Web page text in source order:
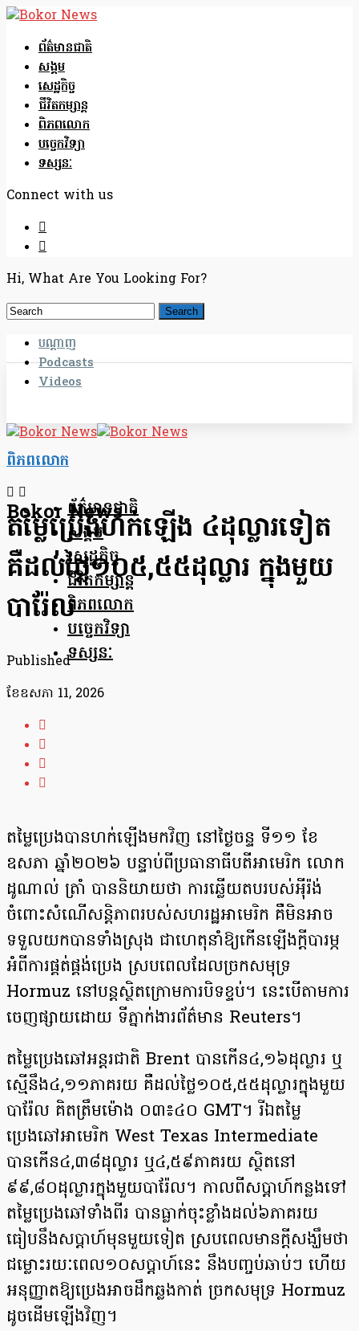
ព័ត៌មានជាតិ
សង្គម
សេដ្ឋកិច្ច
ជីវិតកម្សាន្ត
ពិភពលោក
បច្ចេកវិទ្យា
ទស្សនៈ
Connect with us
Hi, What Are You Looking For?
បណ្តាញ
Podcasts
Videos
Bokor News
ព័ត៌មានជាតិ
សង្គម
សេដ្ឋកិច្ច
ជីវិតកម្សាន្ត
ពិភពលោក
បច្ចេកវិទ្យា
ទស្សនៈ
ពិភពលោក
តម្លៃប្រេងហក់ឡើង ៤ដុល្លារទៀត
គឺដល់ថ្លៃ១០៥,៥៥ដុល្លារ ក្នុងមួយ
បារ៉ែល
Published
ខែ​ឧសភា 11, 2026
តម្លៃប្រេងបានហក់ឡើងមកវិញ នៅថ្ងៃចន្ទ ទី១១ ខែ
ឧសភា ឆ្នាំ២០២៦ បន្ទាប់ពីប្រធានាធីបតីអាមេរិក លោក
ដូណាល់ ត្រាំ បាននិយាយថា ការឆ្លើយតបរបស់អ៉ីរ៉ង់
ចំពោះសំណើសន្តិភាពរបស់សហរដ្ឋអាមេរិក គឺមិនអាច
ទទួលយកបានទាំងស្រុង ជាហេតុ​នាំឱ្យកើនឡើងក្តីបារម្ភ
អំពីការផ្គត់ផ្គង់ប្រេង ស្របពេលដែលច្រកសមុទ្រ
Hormuz នៅបន្តស្ថិតក្រោមការបិទខ្ទប់។ នេះបើតាមការ
ចេញផ្សាយដោយ ទីភ្នាក់ងារព័ត៌មាន Reuters។
តម្លៃប្រេងឆៅអន្តរជាតិ ​Brent បានកើន៤,១៦ដុល្លារ ឬ
ស្មើនឹង៤,១១ភាគរយ គឺដល់ថ្លៃ១០៥,៥៥ដុល្លារក្នុងមួយ
បារ៉ែល គិតត្រឹមម៉ោង ០៣៖៤០ GMT។ រីឯតម្លៃ
ប្រេងឆៅអាមេរិក West Texas Intermediate
បានកើន៤,៣៨ដុល្លារ ឬ៤,៥៩ភាគរយ ស្ថិតនៅ
៩៩,៨០ដុល្លារក្នុងមួយបារ៉ែល។ កាលពីសប្តាហ៍កន្លងទៅ
តម្លៃប្រេងឆៅទាំងពីរ បានធ្លាក់ចុះខ្លាំងដល់៦ភាគរយ
ធៀបនឹងសប្តាហ៍មុន​មួយទៀត ស្របពេលមានក្តីសង្ឃឹមថា
ជម្លោះរយៈពេល១០សប្តាហ៍នេះ នឹងបញ្ចប់ឆាប់ៗ ហើយ
អនុញ្ញាតឱ្យប្រេងអាចដឹកឆ្លង​កាត់ ច្រកសមុទ្រ Hormuz
ដូចដើមឡើងវិញ។